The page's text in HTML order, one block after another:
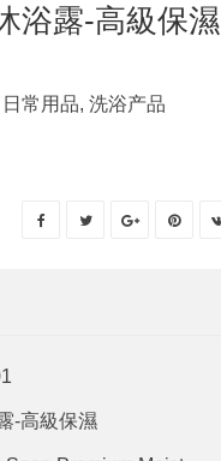
浴露-高級保濕
日常用品, 洗浴产品
-高級保濕